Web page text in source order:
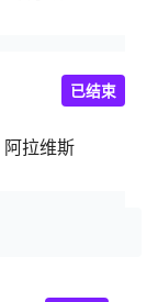
阿拉维斯
已结束